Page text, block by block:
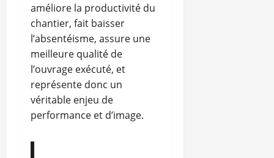
améliore la productivité du
chantier, fait baisser
l’absentéisme, assure une
meilleure qualité de
l’ouvrage exécuté, et
représente donc un
véritable enjeu de
performance et d’image.